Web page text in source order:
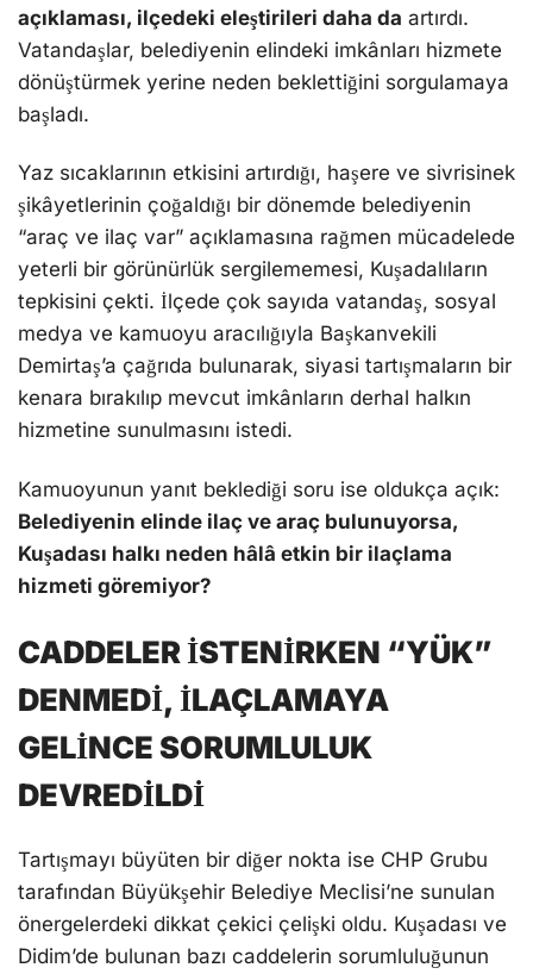
açıklaması, ilçedeki eleştirileri daha da artırdı.
Vatandaşlar, belediyenin elindeki imkânları hizmete
dönüştürmek yerine neden beklettiğini sorgulamaya
başladı.
Yaz sıcaklarının etkisini artırdığı, haşere ve sivrisinek
şikâyetlerinin çoğaldığı bir dönemde belediyenin
“araç ve ilaç var” açıklamasına rağmen mücadelede
yeterli bir görünürlük sergilememesi, Kuşadalıların
tepkisini çekti. İlçede çok sayıda vatandaş, sosyal
medya ve kamuoyu aracılığıyla Başkanvekili
Demirtaş’a çağrıda bulunarak, siyasi tartışmaların bir
kenara bırakılıp mevcut imkânların derhal halkın
hizmetine sunulmasını istedi.
Kamuoyunun yanıt beklediği soru ise oldukça açık:
Belediyenin elinde ilaç ve araç bulunuyorsa,
Kuşadası halkı neden hâlâ etkin bir ilaçlama
hizmeti göremiyor?
CADDELER İSTENİRKEN “YÜK”
DENMEDİ, İLAÇLAMAYA
GELİNCE SORUMLULUK
DEVREDİLDİ
Tartışmayı büyüten bir diğer nokta ise CHP Grubu
tarafından Büyükşehir Belediye Meclisi’ne sunulan
önergelerdeki dikkat çekici çelişki oldu. Kuşadası ve
Didim’de bulunan bazı caddelerin sorumluluğunun